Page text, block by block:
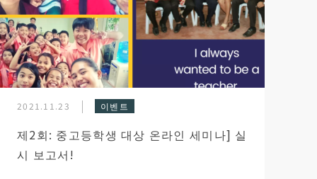
2021.11.23 이벤트
제2회: 중고등학생 대상 온라인 세미나] 실
시 보고서!